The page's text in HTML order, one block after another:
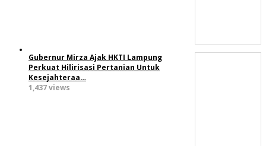
Gubernur Mirza Ajak HKTI Lampung
Perkuat Hilirisasi Pertanian Untuk
Kesejahteraa…
1,437 views